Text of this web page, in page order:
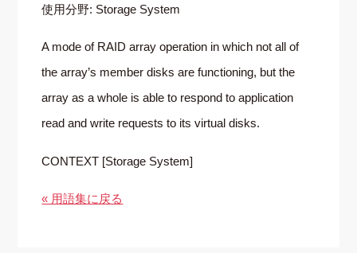
使用分野: Storage System
A mode of RAID array operation in which not all of
the array’s member disks are functioning, but the
array as a whole is able to respond to application
read and write requests to its virtual disks.
CONTEXT [Storage System]
« 用語集に戻る